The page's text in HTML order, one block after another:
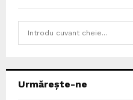
h
Urmărește-ne